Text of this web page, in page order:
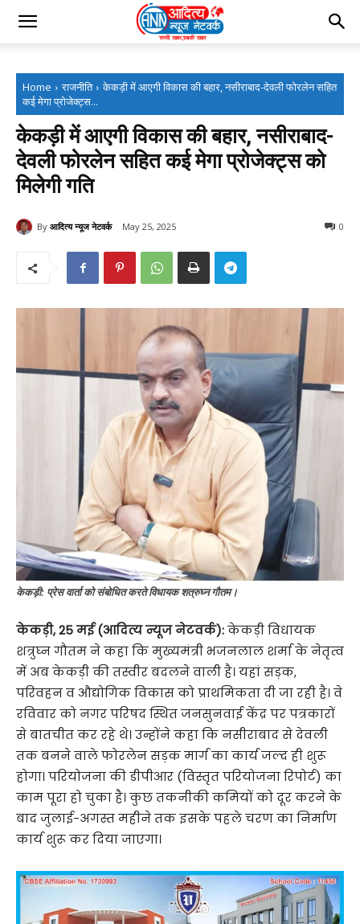
Home राजनीति
केकड़ी में आएगी विकास की बहार, नसीराबाद-देवली फोरलेन सहित
कई मेगा प्रोजेक्ट्स...
केकड़ी में आएगी विकास की बहार, नसीराबाद-
देवली फोरलेन सहित कई मेगा प्रोजेक्ट्स को
मिलेगी गति
By आदित्य न्यूज नेटवर्क May 25, 2025 0
केकड़ी: प्रेस वार्ता को संबोधित करते विधायक शत्रुघ्न गौतम।
केकड़ी,25 मई (आदित्य न्यूज नेटवर्क):केकड़ी विधायक
शत्रुघ्न गौतम ने कहा कि मुख्यमंत्री भजनलाल शर्मा के नेतृत्व
में अब केकड़ी की तस्वीर बदलने वाली है। यहां सड़क,
परिवहन व औद्योगिक विकास को प्राथमिकता दी जा रही है। वे
रविवार को नगर परिषद स्थित जनसुनवाई केंद्र पर पत्रकारों
से बातचीत कर रहे थे। उन्होंने कहा कि नसीराबाद से देवली
तक बनने वाले फोरलेन सड़क मार्ग का कार्य जल्द ही शुरू
होगा। परियोजना की डीपीआर (विस्तृत परियोजना रिपोर्ट) का
काम पूरा हो चुका है। कुछ तकनीकी कमियों को दूर करने के
बाद जुलाई-अगस्त महीने तक इसके पहले चरण का निर्माण
कार्य शुरू कर दिया जाएगा।